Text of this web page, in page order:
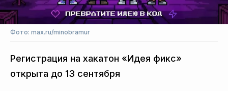
Фото: max.ru/minobramur
Регистрация на хакатон «Идея фикс»
открыта до 13 сентября